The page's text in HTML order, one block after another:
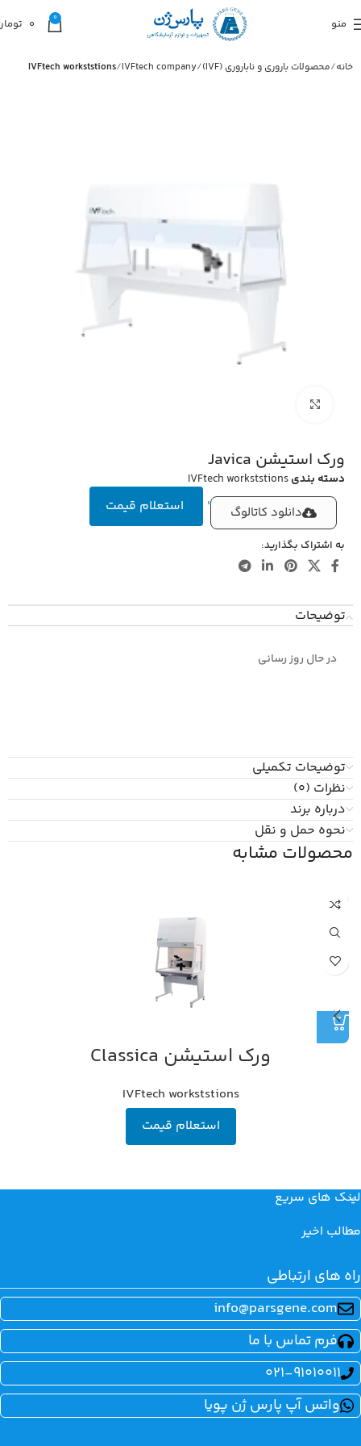
منو 0
0
خانه محصولات باروری و ناباروری (IVF) IVFtech company
IVFtech workststions
ورک استیشن Javica
دسته بندیIVFtech workststions
دانلود کاتالوگ ' استعلام قیمت
به اشتراک بگذارید:
توضیحات
در حال روز رسانی
توضیحات تکمیلی
نظرات (0)
درباره برند
نحوه حمل و نقل
محصولات مشابه
ورک استیشن Classica
IVFtech workststions
استعلام قیمت
لینک های سریع
مطالب اخیر
راه های ارتباطی
info@parsgene.com
فرم تماس با ما
021-91010011
واتس آپ پارس ژن پویا